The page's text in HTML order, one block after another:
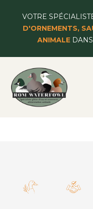
VOTRE
D'ORNEMENTS,
ANIMALEDANS